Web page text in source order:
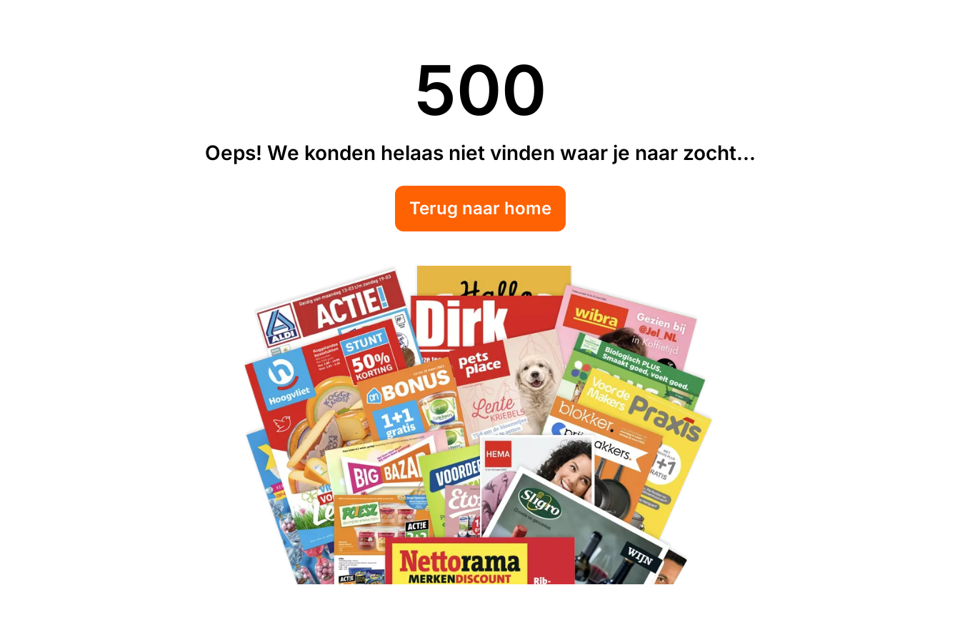
500
Oeps! We konden helaas niet vinden waar je naar zocht...
Terug naar home